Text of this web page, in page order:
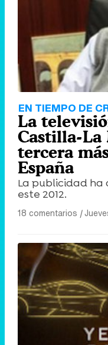
EN TIEMPO DE
La
Castilla-La
tercera
España
La publicidad ha
este 2012.
18 comentarios |